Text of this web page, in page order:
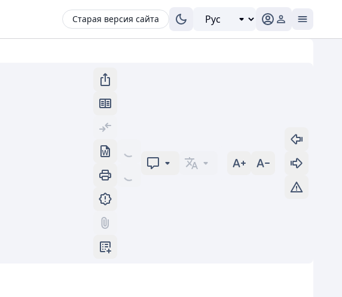
Старая версия сайта